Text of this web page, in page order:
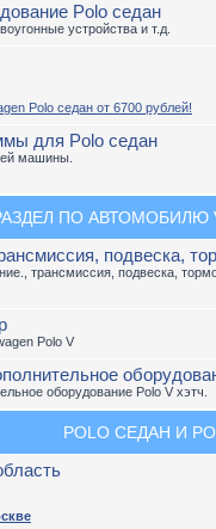
Polo седан
устройства и т.д.
Polo седан от 6700 рублей!
для Polo седан
машины.
ПО АВТОМОБИЛЮ
подвеска,
трансмиссия, подвеска,
Polo V
оборудование Polo V хэтч.
POLO СЕДАН И